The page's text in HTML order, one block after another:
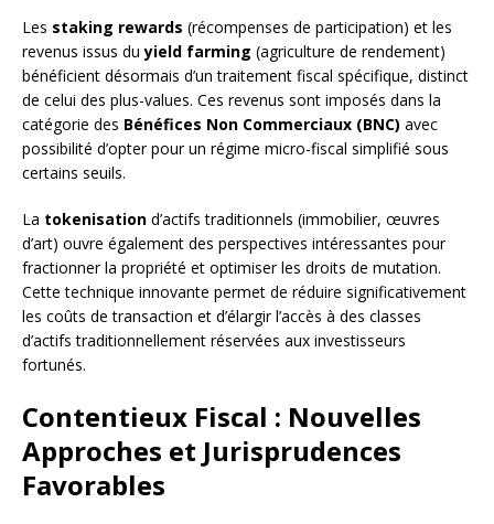
Les staking rewards (récompenses de participation) et les
revenus issus duyield farming (agriculture de rendement)
bénéficient désormais d’un traitement fiscal spécifique, distinct
de celui des plus-values. Ces revenus sont imposés dans la
catégorie des Bénéfices Non Commerciaux (BNC) avec
possibilité d’opter pour un régime micro-fiscal simplifié sous
certains seuils.
La tokenisation d’actifs traditionnels (immobilier, œuvres
d’art) ouvre également des perspectives intéressantes pour
fractionner la propriété et optimiser les droits de mutation.
Cette technique innovante permet de réduire significativement
les coûts de transaction et d’élargir l’accès à des classes
d’actifs traditionnellement réservées aux investisseurs
fortunés.
Contentieux Fiscal : Nouvelles
Approches et Jurisprudences
Favorables